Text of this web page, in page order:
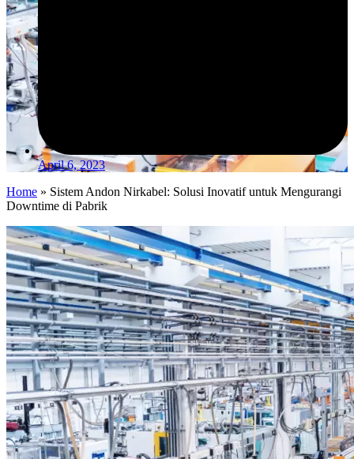
April 6, 2023
Home » Sistem Andon Nirkabel: Solusi Inovatif untuk Mengurangi
Downtime di Pabrik